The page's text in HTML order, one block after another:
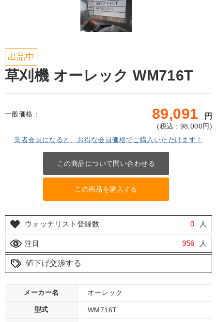
出品中
草刈機 オーレック WM716T
一般価格： 89,091 円
(税込 : 98,000円)
業者会員になると、お得な会員価格でご購入いただけます！
この商品について問い合わせる
この商品を購入する
ウォッチリスト登録数 0 人
注目 956 人
値下げ交渉する
メーカー名 オーレック
型式 WM716T